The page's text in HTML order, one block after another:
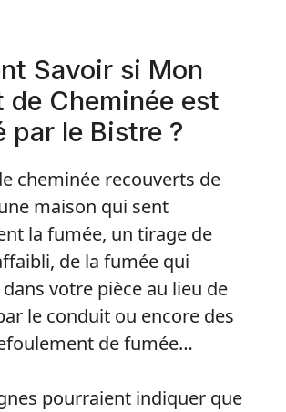
Savoir si Mon
de Cheminée est
par le Bistre ?
cheminée recouverts de
maison qui sent
la fumée, un tirage de
de la fumée qui
dans votre pièce au lieu de
le conduit ou encore des
de fumée…
pourraient indiquer que